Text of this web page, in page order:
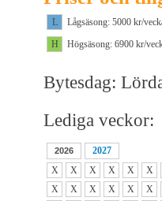
L
Lågsäsong: 5000 kr/
H
Högsäsong: 6900 kr/
Bytesdag:
Lediga veckor:
2026
2027
X
X X X X X
X
X X X X X